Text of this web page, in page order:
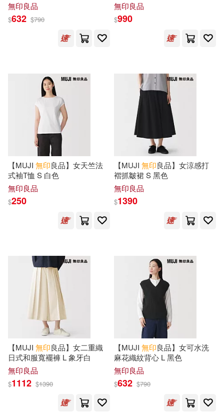
村山涼一(1) 杜順法師造(1)
梶ヶ谷陽子(1) 深月水脈(1)
渡邊米英(1)
特蕾西&#8226;鮑蒂斯塔(1)
王玥琳(1) 琳達．愛娃斯娜(1)
白明植(1)
盧勝彥(1) 石熙等(1)
葉丙成(1)
蜜雪兒(1) 費歐娜．沃特(1)
賓至剛Kenny(1) 賴曉妍(1)
邢逸菲(1) 釋普超(1)
陳潔晧(1) 顧爺(1)
新華出版社(1) 日日學(1)
朵琳出版整合行銷公司(1)
東雨文化(1)
榮寶齋出版社(1) 樂果文化(1)
機械工業出版社(1)
灕江出版社(1)
社會科學文獻出版社(1)
福隆出版社(1)
經濟部國際貿易局(1)
臺灣商務(1) 良品文化(1)
藝術心靈工作室(1)
無印良品
$632 $790
無印良品
$990
【MUJI 無印良品】女天竺法
式袖T恤 S 白色
無印良品
$250
【MUJI 無印良品】女涼感打
褶抓皺裙 S 黑色
無印良品
$1390
【MUJI 無印良品】女二重織
日式和服寬襬褲 L 象牙白
無印良品
$1112 $1390
【MUJI 無印良品】女可水洗
麻花織紋背心 L 黑色
無印良品
$632 $790